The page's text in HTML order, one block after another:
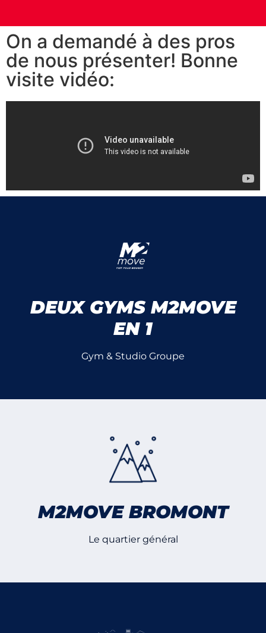
On a demandé à des pros
de nous présenter! Bonne
visite vidéo:
DEUX GYMS M2MOVE
EN 1
Gym & Studio Groupe
M2MOVE BROMONT
Le quartier général